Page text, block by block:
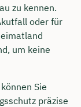
zu kennen.
oder für
um keine
Sie
präzise